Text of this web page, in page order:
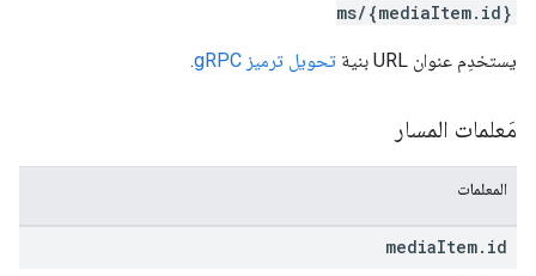
ms/{mediaItem.id}
يستخدِم عنوان URL بنية تحويل ترميز gRPC .
مَعلمات المسار
المعلمات
mediaItem. id